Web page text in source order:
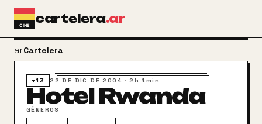
Ir al contenido principal
cartelera.ar
arrow_back
Cartelera
+13 22 DE DIC DE 2004 ·2h 1min
Hotel Rwanda
GÉNEROS